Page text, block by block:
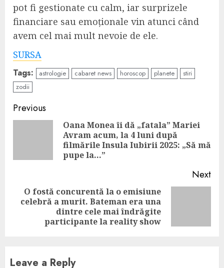
pot fi gestionate cu calm, iar surprizele
financiare sau emoționale vin atunci când
avem cel mai mult nevoie de ele.
SURSA
Tags: astrologie cabaret news horoscop planete
stiri
zodii
Continue
Reading
Previous
Oana Monea îi dă „fatala” Mariei
Avram acum, la 4 luni după
filmările Insula Iubirii 2025: „Să mă
pupe la…”
Next
Next
O fostă concurentă la o emisiune
celebră a murit. Bateman era una
dintre cele mai îndrăgite
participante la reality show
Leave a Reply